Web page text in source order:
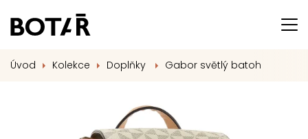
Úvod Kolekce Doplňky Gabor světlý batoh